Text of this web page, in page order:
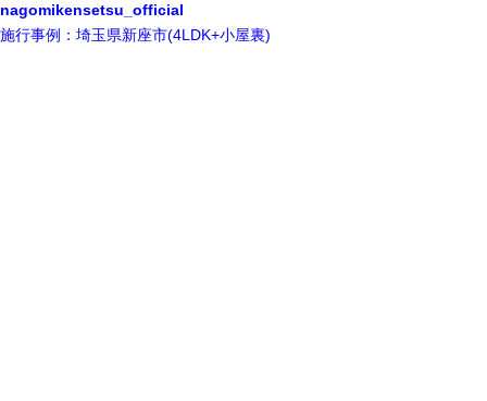
nagomikensetsu_official
施行事例：埼玉県新座市(4LDK+小屋裏)